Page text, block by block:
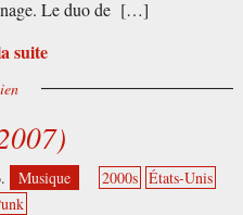
Le duo de […]
suite
Musique 2000s États-Unis